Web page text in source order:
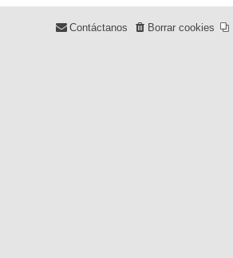
Borrar cookies
Contáctanos